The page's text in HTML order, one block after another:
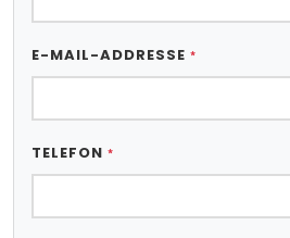
E-MAIL-ADDRESSE *
TELEFON *